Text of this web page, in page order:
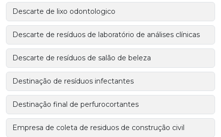
Descarte de lixo odontologico
Descarte de resíduos de laboratório de análises clínicas
Descarte de resíduos de salão de beleza
Destinação de resíduos infectantes
Destinação final de perfurocortantes
Empresa de coleta de residuos de construção civil